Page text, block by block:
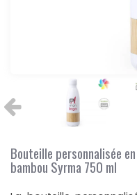
Bouteille personnalisée
bambou Syrma 750 ml